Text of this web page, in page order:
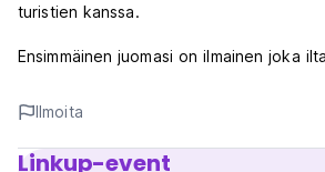
turistien kanssa.
Ensimmäinen juomasi on ilmainen joka
ominaisuudet
Puinen ja perinteinen rakennus on
ja peruskorjattu vuonna 2010.
Ilmoita
Linkup-event